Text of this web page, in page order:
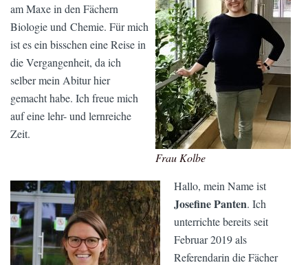
Frau Kolbe
am Maxe in den Fächern
Biologie und Chemie. Für mich
ist es ein bisschen eine Reise in
die Vergangenheit, da ich
selber mein Abitur hier
gemacht habe. Ich freue mich
auf eine lehr- und lernreiche
Zeit.
Hallo, mein Name ist
Josefine Panten. Ich
unterrichte bereits seit
Februar 2019 als
Referendarin die Fächer